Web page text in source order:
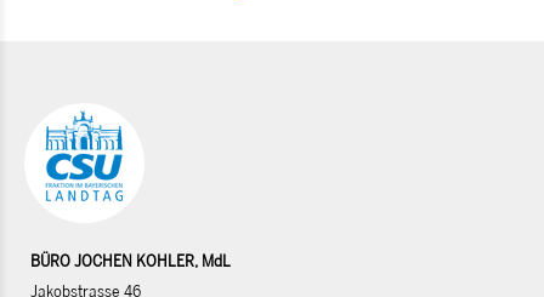
BÜRO JOCHEN KOHLER, MdL
Jakobstrasse 46